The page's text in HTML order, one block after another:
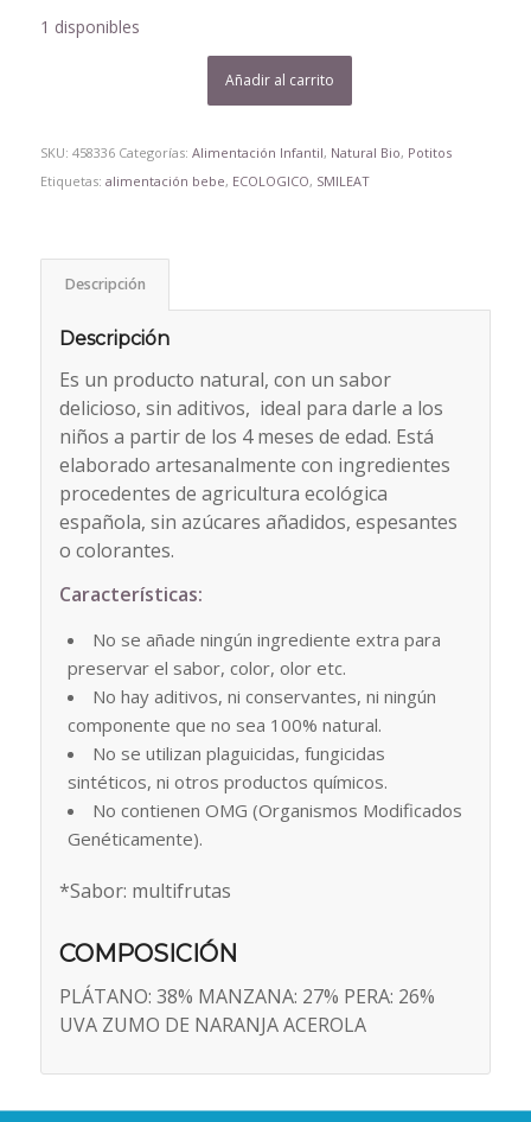
1 disponibles
Añadir al carrito
SKU: 458336 Categorías: Alimentación Infantil, Natural Bio, Potitos
Etiquetas: alimentación bebe, ECOLOGICO, SMILEAT
Descripción
Descripción
Es un producto natural, con un sabor
delicioso, sin aditivos, ideal para darle a los
niños a partir de los 4 meses de edad. Está
elaborado artesanalmente con ingredientes
procedentes de agricultura ecológica
española, sin azúcares añadidos, espesantes
o colorantes.
Características:
No se añade ningún ingrediente extra para
preservar el sabor, color, olor etc.
No hay aditivos, ni conservantes, ni ningún
componente que no sea 100% natural.
No se utilizan plaguicidas, fungicidas
sintéticos, ni otros productos químicos.
No contienen OMG (Organismos Modificados
Genéticamente).
*Sabor: multifrutas
COMPOSICIÓN
PLÁTANO: 38% MANZANA: 27% PERA: 26%
UVA ZUMO DE NARANJA ACEROLA